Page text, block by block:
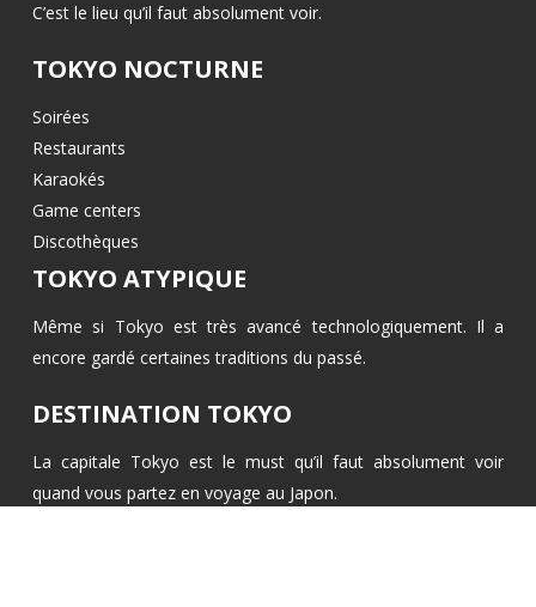
C’est le lieu qu’il faut absolument voir.
TOKYO NOCTURNE
Soirées
Restaurants
Karaokés
Game centers
Discothèques
TOKYO ATYPIQUE
Même si Tokyo est très avancé technologiquement. Il a
encore gardé certaines traditions du passé.
DESTINATION TOKYO
La capitale Tokyo est le must qu’il faut absolument voir
quand vous partez en voyage au Japon.